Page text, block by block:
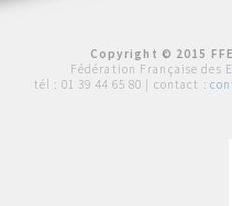
Copyright © 2015
Fédération Française des
tél : 01 39 44 65 80 | contact :